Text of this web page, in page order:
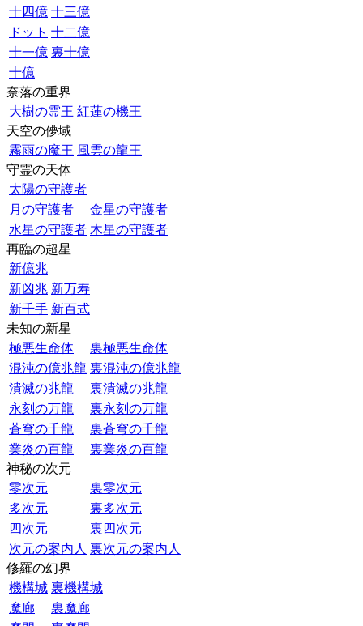
十四億 十三億
ドット 十二億
十一億 裏十億
十億
奈落の重界
大樹の霊王 紅蓮の機王
天空の儚域
霧雨の魔王 風雲の龍王
守霊の天体
太陽の守護者
月の守護者
金星の守護者
水星の守護者 木星の守護者
再臨の超星
新億兆
新凶兆 新万寿
新千手 新百式
未知の新星
極悪生命体
裏極悪生命体
混沌の億兆龍 裏混沌の億兆龍
潰滅の兆龍
裏潰滅の兆龍
永刻の万龍
裏永刻の万龍
蒼穹の千龍
裏蒼穹の千龍
業炎の百龍
裏業炎の百龍
神秘の次元
零次元
裏零次元
多次元
裏多次元
四次元
裏四次元
次元の案内人 裏次元の案内人
修羅の幻界
機構城 裏機構城
魔廊
裏魔廊